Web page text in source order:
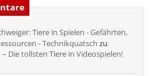
Tiere in Spielen - Gefährten,
- Technikquatsch zu
Die tollsten Tiere in Videospielen!